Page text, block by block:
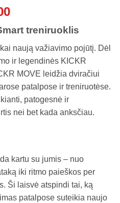
Current
is:
€1.048,00.
treniruoklis
naują važiavimo pojūtį. Dėl
ir legendinės KICKR
MOVE leidžia dviračiui
patalpose ir treniruotėse.
patogesnė ir
nei bet kada anksčiau.
kartu su jumis – nuo
iki ritmo paieškos per
Ši laisvė atspindi tai, ką
patalpose suteikia naujo